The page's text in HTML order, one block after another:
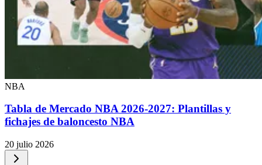
NBA
Tabla de Mercado NBA 2026-2027: Plantillas y
fichajes de baloncesto NBA
20 julio 2026